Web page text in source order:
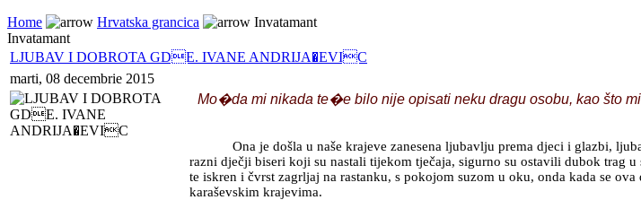
Home
Hrvatska grancica
Invatamant
Invatamant
LJUBAV I DOBROTA GDE. IVANE ANDRIJA�EVIC
marti, 08 decembrie 2015
Mo�da mi nikada te�e bilo nije opisati neku dragu osobu, kao što
Ona je došla u naše krajeve zanesena ljubavlju prema djeci i glazbi,
razni dječji biseri koji su nastali tijekom tječaja, sigurno su ostavili dubok trag
te iskren i čvrst zagrljaj na rastanku, s pokojom suzom u oku, onda kada se
karaševskim krajevima.